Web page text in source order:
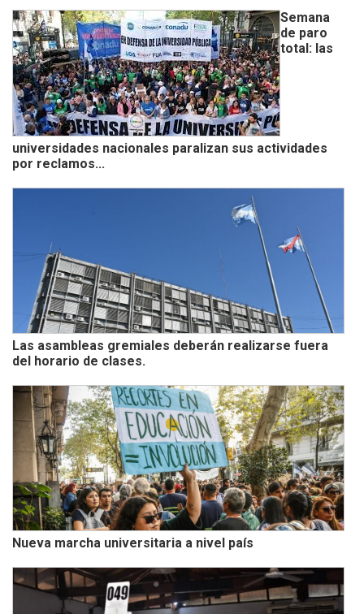
Semana
de paro
total: las
universidades nacionales paralizan sus actividades
por reclamos...
Las asambleas gremiales deberán realizarse fuera
del horario de clases.
Nueva marcha universitaria a nivel país